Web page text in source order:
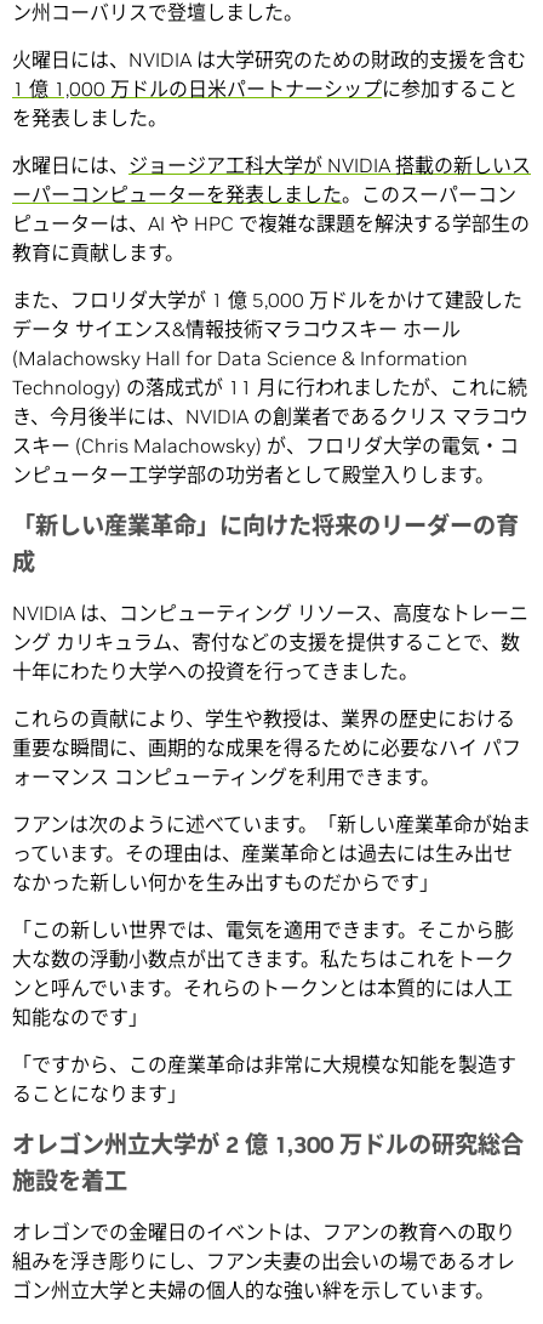
ン州コーバリスで登壇しました。
火曜日には、NVIDIA は大学研究のための財政的支援を含む
1 億 1,000 万ドルの日米パートナーシップに参加すること
を発表しました。
水曜日には、 ジョージア工科大学が NVIDIA 搭載の新しいス
ーパーコンピューターを発表しました。このスーパーコン
ピューターは、AI や HPC で複雑な課題を解決する学部生の
教育に貢献します。
また、フロリダ大学が 1 億 5,000 万ドルをかけて建設した
データ サイエンス&情報技術マラコウスキー ホール
(Malachowsky Hall for Data Science & Information
Technology) の落成式が 11 月に行われましたが、これに続
き、今月後半には、NVIDIA の創業者であるクリス マラコウ
スキー (Chris Malachowsky) が、フロリダ大学の電気・コ
ンピューター工学学部の功労者として殿堂入りします。
「新しい産業革命」に向けた将来のリーダーの育
成
NVIDIA は、コンピューティング リソース、高度なトレーニ
ング カリキュラム、寄付などの支援を提供することで、数
十年にわたり大学への投資を行ってきました。
これらの貢献により、学生や教授は、業界の歴史における
重要な瞬間に、画期的な成果を得るために必要なハイ パフ
ォーマンス コンピューティングを利用できます。
フアンは次のように述べています。「新しい産業革命が始ま
っています。その理由は、産業革命とは過去には生み出せ
なかった新しい何かを生み出すものだからです」
「この新しい世界では、電気を適用できます。そこから膨
大な数の浮動小数点が出てきます。私たちはこれをトーク
ンと呼んでいます。それらのトークンとは本質的には人工
知能なのです」
「ですから、この産業革命は非常に大規模な知能を製造す
ることになります」
オレゴン州立大学が 2 億 1,300 万ドルの研究総合
施設を着工
オレゴンでの金曜日のイベントは、フアンの教育への取り
組みを浮き彫りにし、フアン夫妻の出会いの場であるオレ
ゴン州立大学と夫婦の個人的な強い絆を示しています。